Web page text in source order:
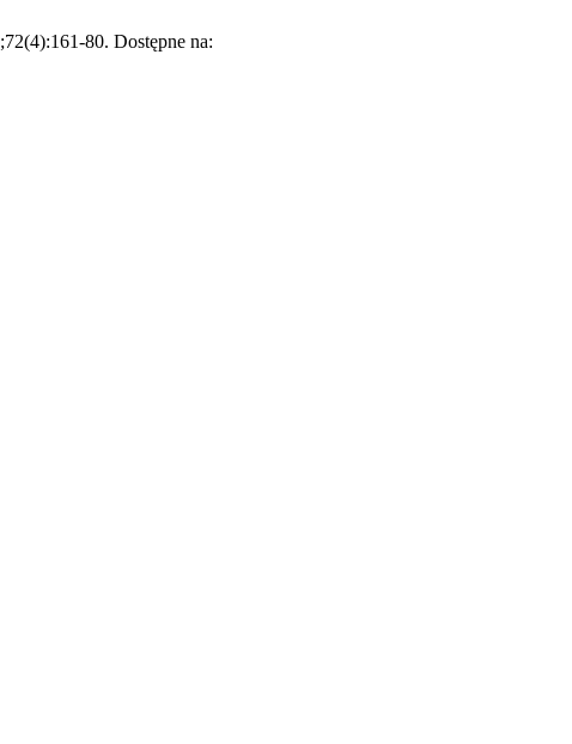
80. Dostępne na: